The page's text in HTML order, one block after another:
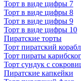
Торт в виде цифры 7
Торт в виде цифры 8
Торт в виде цифры 9
Торт в виде цифры 10
Пиратские торты
Торт пиратский
Торт пираты
Торт сундук с
Пиратские капкейки